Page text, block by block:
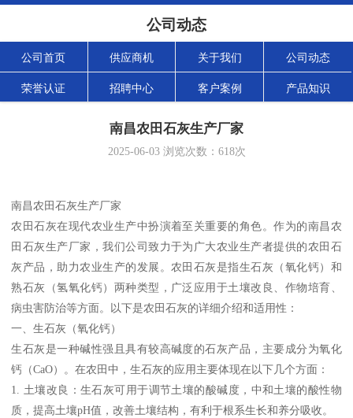
公司动态
公司首页 供应商机 关于我们 公司动态
荣誉认证 招聘中心 客户案例 产品知识
南昌农田石灰生产厂家
2025-06-03浏览次数： 618次
南昌农田石灰生产厂家
农田石灰在现代农业生产中扮演着至关重要的角色。作为的南昌农
田石灰生产厂家，我们公司致力于为广大农业生产者提供的农田石
灰产品，助力农业生产的发展。农田石灰是指生石灰（氧化钙）和
熟石灰（氢氧化钙）两种类型，广泛应用于土壤改良、作物培育、
病虫害防治等方面。以下是农田石灰的详细介绍和适用性：
一、生石灰（氧化钙）
生石灰是一种碱性强且具有较高碱度的石灰产品，主要成分为氧化
钙（CaO）。在农田中，生石灰的应用主要体现在以下几个方面：
1. 土壤改良：生石灰可用于调节土壤的酸碱度，中和土壤的酸性物
质，提高土壤pH值，改善土壤结构，有利于根系生长和养分吸收。